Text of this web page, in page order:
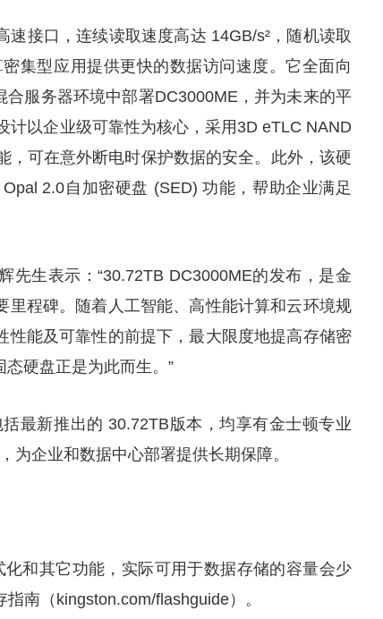
速接口，连续读取速度高达 14GB/s²，随机读取
集型应用提供更快的数据访问速度。它全面向
服务器环境中部署DC3000ME，并为未来的平
计以企业级可靠性为核心，采用3D eTLC NAND
，可在意外断电时保护数据的安全。此外，该硬
2.0自加密硬盘 (SED) 功能，帮助企业满足
先生表示：“30.72TB DC3000ME的发布，是金
里程碑。随着人工智能、高性能计算和云环境规
性能及可靠性的前提下，最大限度地提高存储密
硬盘正是为此而生。”
最新推出的 30.72TB版本，均享有金士顿专业
为企业和数据中心部署提供长期保障。
和其它功能，实际可用于数据存储的容量会少
南（kingston.com/flashguide）。